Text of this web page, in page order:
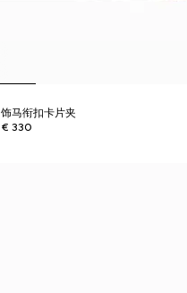
饰马衔扣卡片夹
€ 330